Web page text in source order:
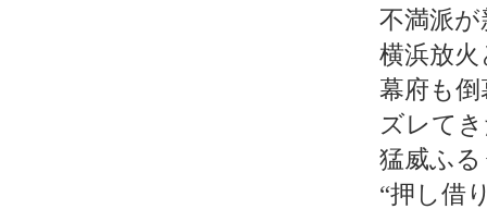
不満派が新
横浜放火と
幕府も倒幕
ズレてき
猛威ふる
“押し借り”